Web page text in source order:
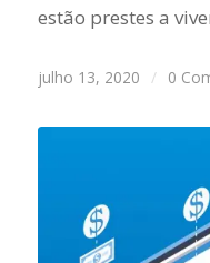
estão prestes a
julho 13, 2020 / 0